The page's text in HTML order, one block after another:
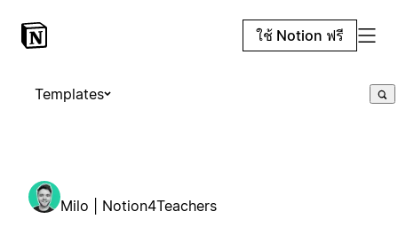
ใช้ Notion ฟรี
Templates
Milo | Notion4Teachers